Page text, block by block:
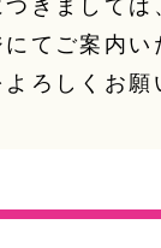
きましては
てご案内い
よろしくお願